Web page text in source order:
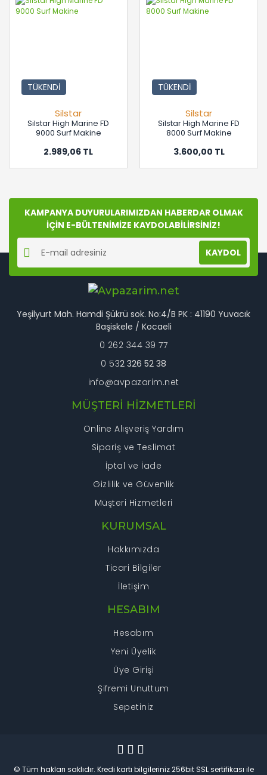
TÜKENDİ
Silstar
Silstar High Marine FD
9000 Surf Makine
2.989,06 TL
TÜKENDİ
Silstar
Silstar High Marine FD
8000 Surf Makine
3.600,00 TL
KAMPANYA DUYURULARIMIZDAN HABERDAR OLMAK
İÇİN E-BÜLTENİMİZE KAYDOLABİLİRSİNİZ!
KAYDOL
Yeşilyurt Mah. Hamdi Şükrü sok. No:4/B PK : 41190 Yuvacık
Başiskele / Kocaeli
0 262 344 39 77
0 532 326 52 38
info@avpazarim.net
MÜŞTERİ HİZMETLERİ
Online Alışveriş Yardım
Sipariş ve Teslimat
İptal ve İade
Gizlilik ve Güvenlik
Müşteri Hizmetleri
KURUMSAL
Hakkımızda
Ticari Bilgiler
İletişim
HESABIM
Hesabım
Yeni Üyelik
Üye Girişi
Şifremi Unuttum
Sepetiniz
© Tüm hakları saklıdır. Kredi kartı bilgileriniz 256bit SSL sertifikası ile